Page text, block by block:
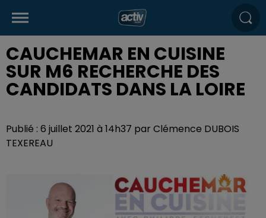
CAUCHEMAR EN CUISINE
SUR M6 RECHERCHE DES
CANDIDATS DANS LA LOIRE
Publié : 6 juillet 2021 à 14h37 par Clémence DUBOIS
TEXEREAU